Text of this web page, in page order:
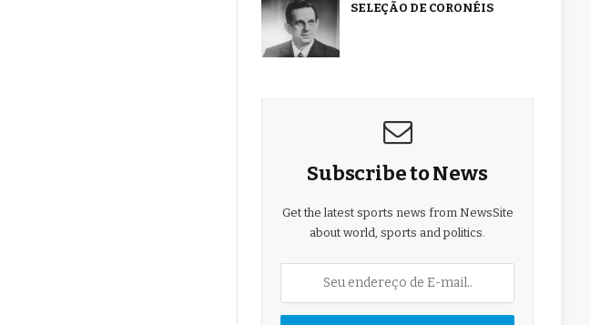
SELEÇÃO DE CORONÉIS
Subscribe to News
Get the latest sports news from NewsSite
about world, sports and politics.